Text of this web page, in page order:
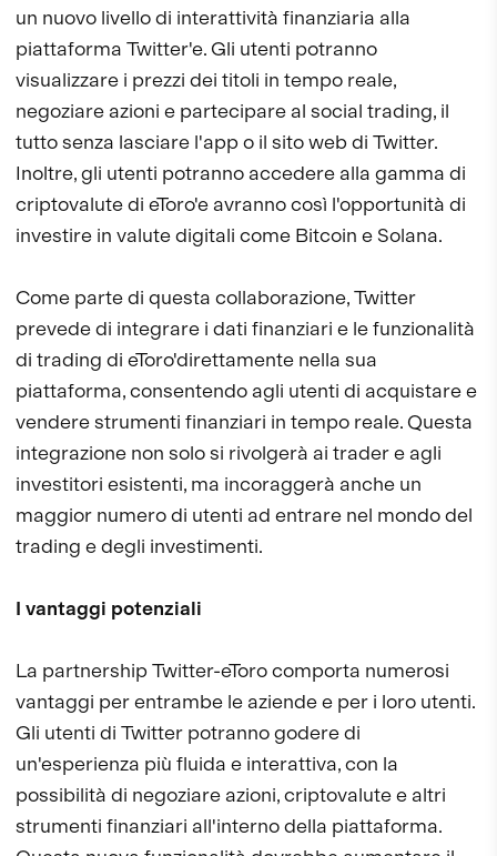
un nuovo livello di interattività finanziaria alla
piattaforma Twitter'e. Gli utenti potranno
visualizzare i prezzi dei titoli in tempo reale,
negoziare azioni e partecipare al social trading, il
tutto senza lasciare l'app o il sito web di Twitter.
Inoltre, gli utenti potranno accedere alla gamma di
criptovalute di eToro'e avranno così l'opportunità di
investire in valute digitali come Bitcoin e Solana.
Come parte di questa collaborazione, Twitter
prevede di integrare i dati finanziari e le funzionalità
di trading di eToro'direttamente nella sua
piattaforma, consentendo agli utenti di acquistare e
vendere strumenti finanziari in tempo reale. Questa
integrazione non solo si rivolgerà ai trader e agli
investitori esistenti, ma incoraggerà anche un
maggior numero di utenti ad entrare nel mondo del
trading e degli investimenti.
I vantaggi potenziali
La partnership Twitter-eToro comporta numerosi
vantaggi per entrambe le aziende e per i loro utenti.
Gli utenti di Twitter potranno godere di
un'esperienza più fluida e interattiva, con la
possibilità di negoziare azioni, criptovalute e altri
strumenti finanziari all'interno della piattaforma.